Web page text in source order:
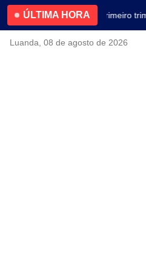
ÚLTIMA HORA4.2% no primeiro
Luanda, 08 de agosto de 2026